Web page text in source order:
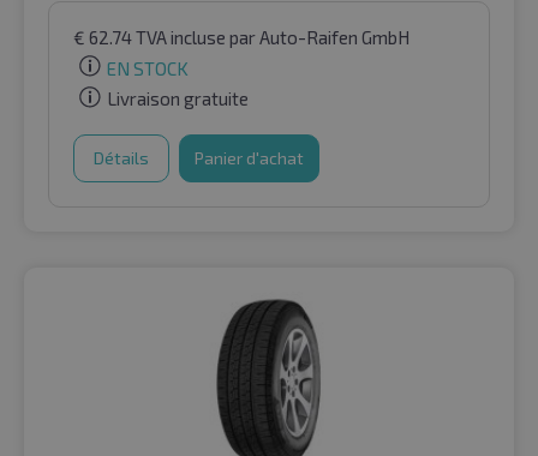
€ 62.74TVA incluse par Auto-Raifen GmbH
EN STOCK
Livraison gratuite
Détails Panier d'achat